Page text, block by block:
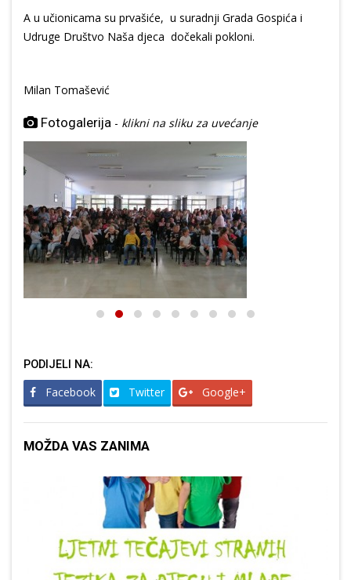
A u učionicama su prvašiće, u suradnji Grada Gospića i
Udruge Društvo Naša djeca dočekali pokloni.
Milan Tomašević
Fotogalerija - klikni na sliku za uvećanje
PODIJELI NA:
Facebook Twitter Google+
MOŽDA VAS ZANIMA